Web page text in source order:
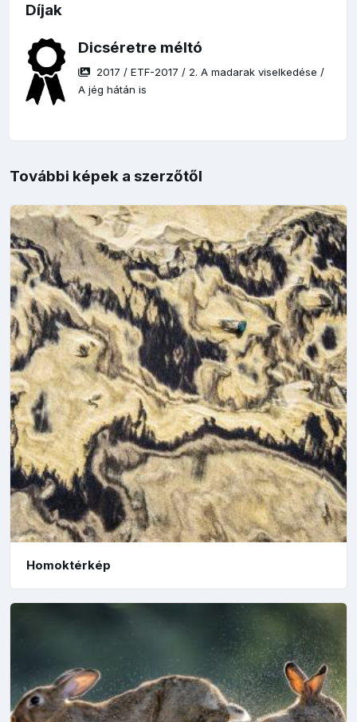
Díjak
Dicséretre méltó
2017 /ETF-2017 / 2. A madarak viselkedése /
A jég hátán is
További képek a szerzőtől
Homoktérkép